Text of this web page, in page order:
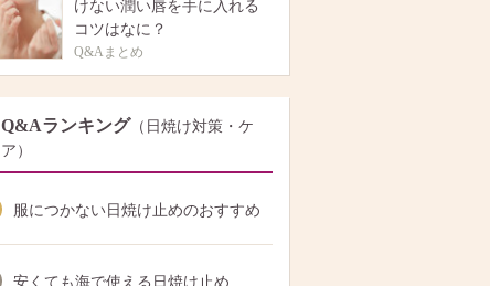
けない潤い唇を手に入れる
コツはなに？
Q&Aまとめ
Q&Aランキング （日焼け対策・ケ
ア）
服につかない日焼け止めのおすすめ
安くても海で使える日焼け止め